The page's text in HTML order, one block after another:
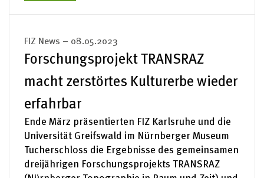
FIZ News – 08.05.2023
Forschungsprojekt TRANSRAZ
macht zerstörtes Kulturerbe wieder
erfahrbar
Ende März präsentierten FIZ Karlsruhe und die
Universität Greifswald im Nürnberger Museum
Tucherschloss die Ergebnisse des gemeinsamen
dreijährigen Forschungsprojekts TRANSRAZ